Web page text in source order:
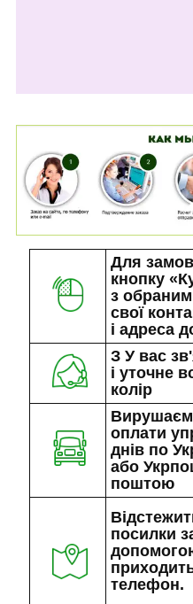
Для
кнопку
з
свої
і адреса
З У вас
і уточне
колір
оплати
днів по
або
поштою
посилки
телефон.